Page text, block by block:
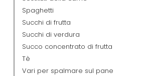
Spaghetti
Succhi di frutta
Succhi di verdura
Succo concentrato di frutta
Tè
Vari per spalmare sul pane